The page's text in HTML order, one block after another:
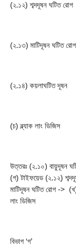
(২.১২) শব্দদূষন ঘটিত
(২.১৩) মাটিদূষন ঘটিত
(২.১৪) কয়লাঘটিত
(চ) ব্ল্যাক লাং ডিজিস
উত্তরঃ (২.১০) বায়ুদূষন
(গ) টাইফয়েড (২.১২)
মাটিদূষন ঘটিত রোগ ->
লাং ডিজিস
বিভাগ ‘গ’